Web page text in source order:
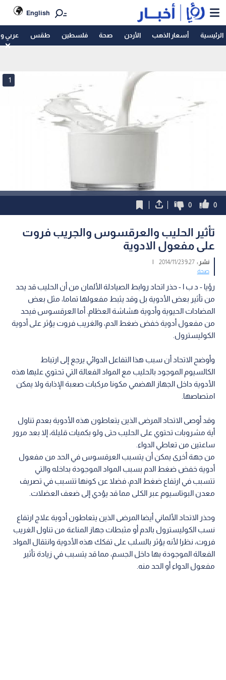
English
الرئيسية أسعار الذهب الأردن صحة فلسطين طقس عربي
1
0
0
تأثير الحليب والعرقسوس والجريب فروت
على مفعول الادوية
نشر :9:27 2014/11/23
|
صحة
رؤيا - د ب ا - حذر اتحاد روابط الصيادلة الألمان من أن الحليب قد يحد
من تأثير بعض الأدوية بل وقد يثبط مفعولها تماما، مثل بعض
المضادات الحيوية وأدوية هشاشة العظام.‬ أما العرقسوس فيحد
من مفعول أدوية خفض ضغط الدم، والغريب فروت يؤثر على أدوية
الكوليسترول.
وأوضح الاتحاد أن سبب هذا التفاعل الدوائي يرجع إلى ارتباط
الكالسيوم الموجود بالحليب مع المواد الفعالة التي تحتوي عليها هذه
الأدوية داخل الجهاز الهضمي مكونا مركبات صعبة الإذابة ولا يمكن
امتصاصها.‬
وقد أوصى الاتحاد المرضى الذين يتعاطون هذه الأدوية بعدم تناول
أية مشروبات تحتوي على الحليب حتى ولو بكميات قليلة، إلا بعد مرور
ساعتين من تعاطي الدواء.‬
من جهة أخرى يمكن أن يتسبب العرقسوس في الحد من مفعول
أدوية خفض ضغط الدم بسبب المواد الموجودة بداخله والتي
تتسبب في ارتفاع ضغط الدم، فضلا عن كونها تتسبب في تصريف
معدن البوتاسيوم عبر الكلى مما قد يؤدي إلى ضعف العضلات.‬
وحذر الاتحاد الألماني أيضا المرضى الذين يتعاطون أدوية علاج ارتفاع
نسب الكوليسترول بالدم أو مثبطات جهاز المناعة من تناول الغريب
فروت، نظرا لأنه يؤثر بالسلب على تفكك هذه الأدوية وانتقال المواد
الفعالة الموجودة بها داخل الجسم، مما قد يتسبب في زيادة تأثير
مفعول الدواء أو الحد منه.‬